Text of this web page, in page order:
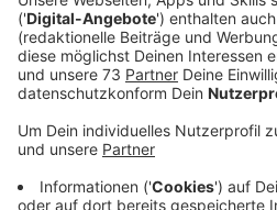
Veröffentlicht:Dienstag,
Anzeige
Containerdorf soll nahe